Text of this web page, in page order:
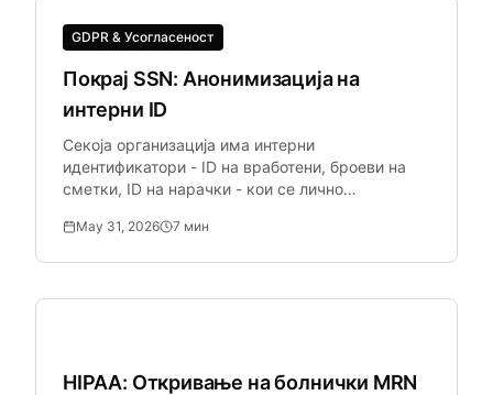
GDPR & Усогласеност
Покрај SSN: Анонимизација на
интерни ID
Секоја организација има интерни
идентификатори - ID на вработени, броеви на
сметки, ID на нарачки - кои се лично
стандардниот алат за PII.
May 31, 2026 7 мин
HIPAA: Откривање на болнички MRN